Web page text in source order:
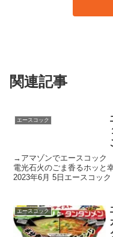
関連記事
エースコック
→アマゾンでエースコッ
電光石火のごま香るホッと
2023年6月 5日エースコッ
エースコック